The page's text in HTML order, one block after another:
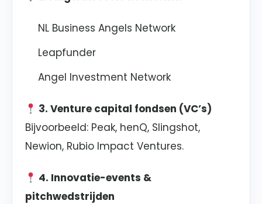
NL Business Angels Network
Leapfunder
Angel Investment Network
3. Venture capital fondsen (VC’s)
Bijvoorbeeld: Peak, henQ, Slingshot,
Newion, Rubio Impact Ventures.
4. Innovatie-events &
pitchwedstrijden